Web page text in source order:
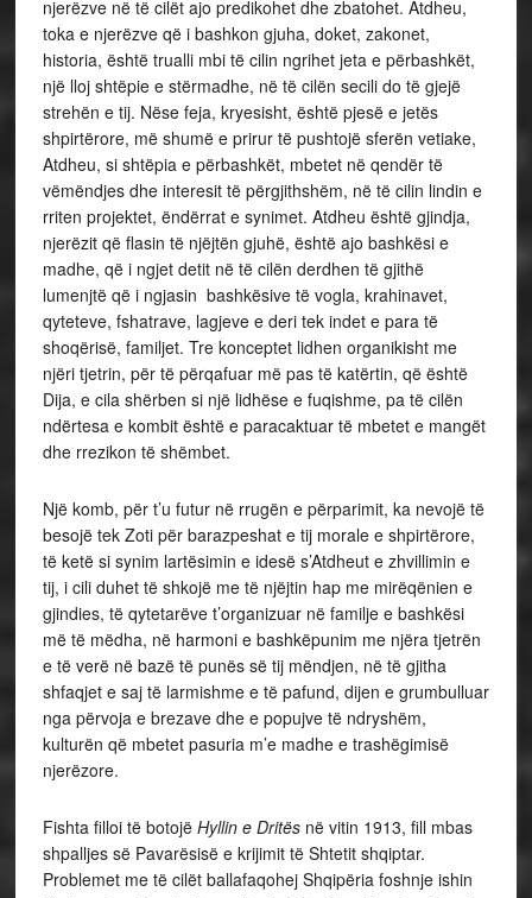
njerëzve në të cilët ajo predikohet dhe zbatohet. Atdheu,
toka e njerëzve që i bashkon gjuha, doket, zakonet,
historia, është trualli mbi të cilin ngrihet jeta e përbashkët,
një lloj shtëpie e stërmadhe, në të cilën secili do të gjejë
strehën e tij. Nëse feja, kryesisht, është pjesë e jetës
shpirtërore, më shumë e prirur të pushtojë sferën vetiake,
Atdheu, si shtëpia e përbashkët, mbetet në qendër të
vëmëndjes dhe interesit të përgjithshëm, në të cilin lindin e
rriten projektet, ëndërrat e synimet. Atdheu është gjindja,
njerëzit që flasin të njëjtën gjuhë, është ajo bashkësi e
madhe, që i ngjet detit në të cilën derdhen të gjithë
lumenjtë që i ngjasin bashkësive të vogla, krahinavet,
qyteteve, fshatrave, lagjeve e deri tek indet e para të
shoqërisë, familjet. Tre konceptet lidhen organikisht me
njëri tjetrin, për të përqafuar më pas të katërtin, që është
Dija, e cila shërben si një lidhëse e fuqishme, pa të cilën
ndërtesa e kombit është e paracaktuar të mbetet e mangët
dhe rrezikon të shëmbet.
Një komb, për t’u futur në rrugën e përparimit, ka nevojë të
besojë tek Zoti për barazpeshat e tij morale e shpirtërore,
të ketë si synim lartësimin e idesë s’Atdheut e zhvillimin e
tij, i cili duhet të shkojë me të njëjtin hap me mirëqënien e
gjindies, të qytetarëve t’organizuar në familje e bashkësi
më të mëdha, në harmoni e bashkëpunim me njëra tjetrën
e të verë në bazë të punës së tij mëndjen, në të gjitha
shfaqjet e saj të larmishme e të pafund, dijen e grumbulluar
nga përvoja e brezave dhe e popujve të ndryshëm,
kulturën që mbetet pasuria m’e madhe e trashëgimisë
njerëzore.
Fishta filloi të botojë Hyllin e Dritësnë vitin 1913, fill mbas
shpalljes së Pavarësisë e krijimit të Shtetit shqiptar.
Problemet me të cilët ballafaqohej Shqipëria foshnje ishin